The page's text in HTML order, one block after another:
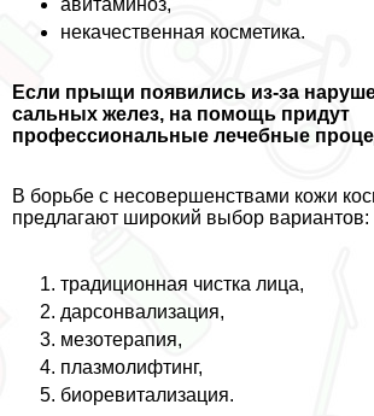
некачественная косметика.
Если прыщи появились из-за
сальных желез, на помощь придут
профессиональные лечебные
В борьбе с несовершенствами кожи
предлагают широкий выбор вариантов:
традиционная чистка лица,
дарсонвализация,
мезотерапия,
плазмолифтинг,
биоревитализация.